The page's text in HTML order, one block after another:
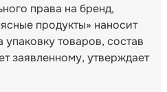
права на бренд,
продукты» наносит
товаров, состав
заявленному, утверждает